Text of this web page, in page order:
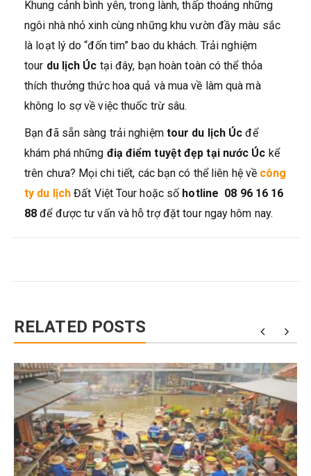
Khung cảnh bình yên, trong lành, thấp thoáng những
ngôi nhà nhỏ xinh cùng những khu vườn đầy màu sắc
là loạt lý do “đốn tim” bao du khách. Trải nghiệm
tour du lịch Úc tại đây, bạn hoàn toàn có thể thỏa
thích thưởng thức hoa quả và mua về làm quà mà
không lo sợ về việc thuốc trừ sâu.
Bạn đã sẵn sàng trải nghiệm tour du lịch Úcđể
khám phá những điạ điểm tuyệt đẹp tại nước Úc kể
trên chưa? Mọi chi tiết, các bạn có thể liên hệ về công
ty du lịch Đất Việt Tour hoặc số hotline 08 96 16 16
88 để được tư vấn và hỗ trợ đặt tour ngay hôm nay.
RELATED POSTS